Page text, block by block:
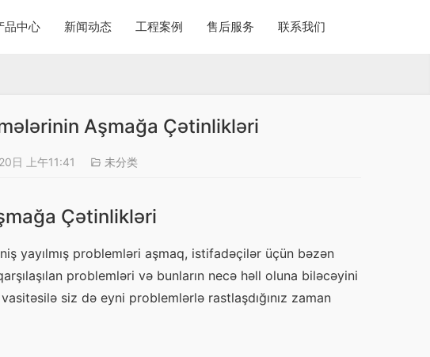
品中心 新闻动态 工程案例 售后服务 联系我们
Aşmağa Çətinlikləri
日 上午11:41 未分类
Çətinlikləri
yayılmış problemləri aşmaq, istifadəçilər üçün bəzən
problemləri və bunların necə həll oluna biləcəyini
siz də eyni problemlərlə rastlaşdığınız zaman